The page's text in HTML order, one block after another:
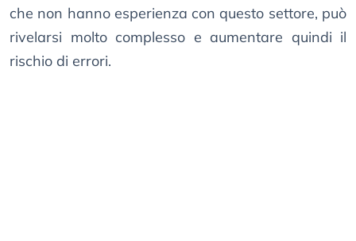
che non hanno esperienza con questo settore, può
rivelarsi molto complesso e aumentare quindi il
rischio di errori.